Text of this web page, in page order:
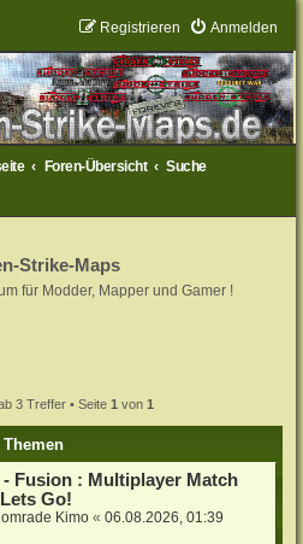
Anmelden
Registrieren
Foren-Übersicht
Suche
Strike-Maps
für Modder, Mapper und Gamer !
3 Treffer • Seite 1 von 1
Themen
Fusion : Multiplayer Match
Go!
Kimo «06.08.2026, 01:39